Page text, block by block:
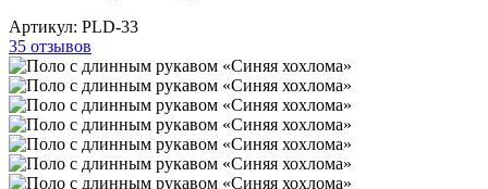
Артикул: PLD-33
35 отзывов